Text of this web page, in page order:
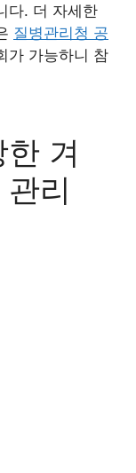
다. 더 자세한
질병관리청 공
가 가능하니 참
겨
리